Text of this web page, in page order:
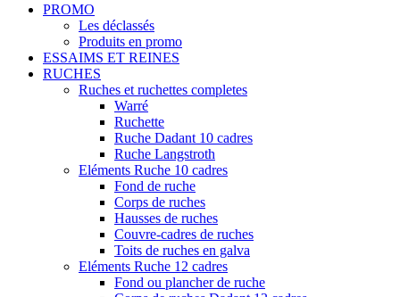
PROMO
Les déclassés
Produits en promo
ESSAIMS ET REINES
RUCHES
Ruches et ruchettes completes
Warré
Ruchette
Ruche Dadant 10 cadres
Ruche Langstroth
Eléments Ruche 10 cadres
Fond de ruche
Corps de ruches
Hausses de ruches
Couvre-cadres de ruches
Toits de ruches en galva
Eléments Ruche 12 cadres
Fond ou plancher de ruche